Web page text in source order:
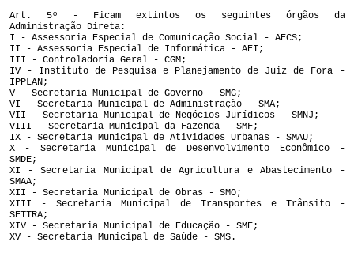
Art. 5º - Ficam extintos os seguintes órgãos da
Administração Direta:
I - Assessoria Especial de Comunicação Social - AECS;
II - Assessoria Especial de Informática - AEI;
III - Controladoria Geral - CGM;
IV - Instituto de Pesquisa e Planejamento de Juiz de Fora -
IPPLAN;
V - Secretaria Municipal de Governo - SMG;
VI - Secretaria Municipal de Administração - SMA;
VII - Secretaria Municipal de Negócios Jurídicos - SMNJ;
VIII - Secretaria Municipal da Fazenda - SMF;
IX - Secretaria Municipal de Atividades Urbanas - SMAU;
X - Secretaria Municipal de Desenvolvimento Econômico -
SMDE;
XI - Secretaria Municipal de Agricultura e Abastecimento -
SMAA;
XII - Secretaria Municipal de Obras - SMO;
XIII - Secretaria Municipal de Transportes e Trânsito -
SETTRA;
XIV - Secretaria Municipal de Educação - SME;
XV - Secretaria Municipal de Saúde - SMS.